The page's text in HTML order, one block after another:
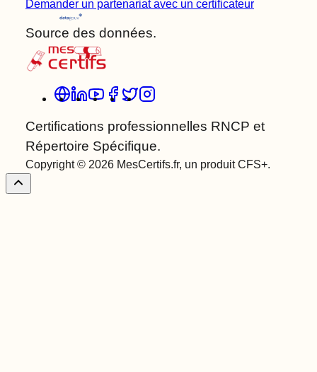
Demander un partenariat avec un certificateur
Source des données.
Certifications professionnelles RNCP et
Répertoire Spécifique.
Copyright © 2026 MesCertifs.fr, un produit CFS+.